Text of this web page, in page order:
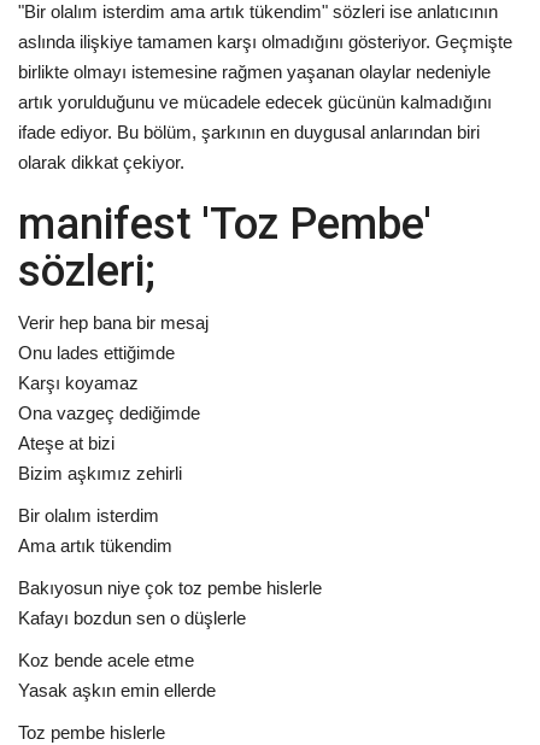
"Bir olalım isterdim ama artık tükendim" sözleri ise anlatıcının
aslında ilişkiye tamamen karşı olmadığını gösteriyor. Geçmişte
birlikte olmayı istemesine rağmen yaşanan olaylar nedeniyle
artık yorulduğunu ve mücadele edecek gücünün kalmadığını
ifade ediyor. Bu bölüm, şarkının en duygusal anlarından biri
olarak dikkat çekiyor.
manifest 'Toz Pembe'
sözleri;
Verir hep bana bir mesaj
Onu lades ettiğimde
Karşı koyamaz
Ona vazgeç dediğimde
Ateşe at bizi
Bizim aşkımız zehirli
Bir olalım isterdim
Ama artık tükendim
Bakıyosun niye çok toz pembe hislerle
Kafayı bozdun sen o düşlerle
Koz bende acele etme
Yasak aşkın emin ellerde
Toz pembe hislerle